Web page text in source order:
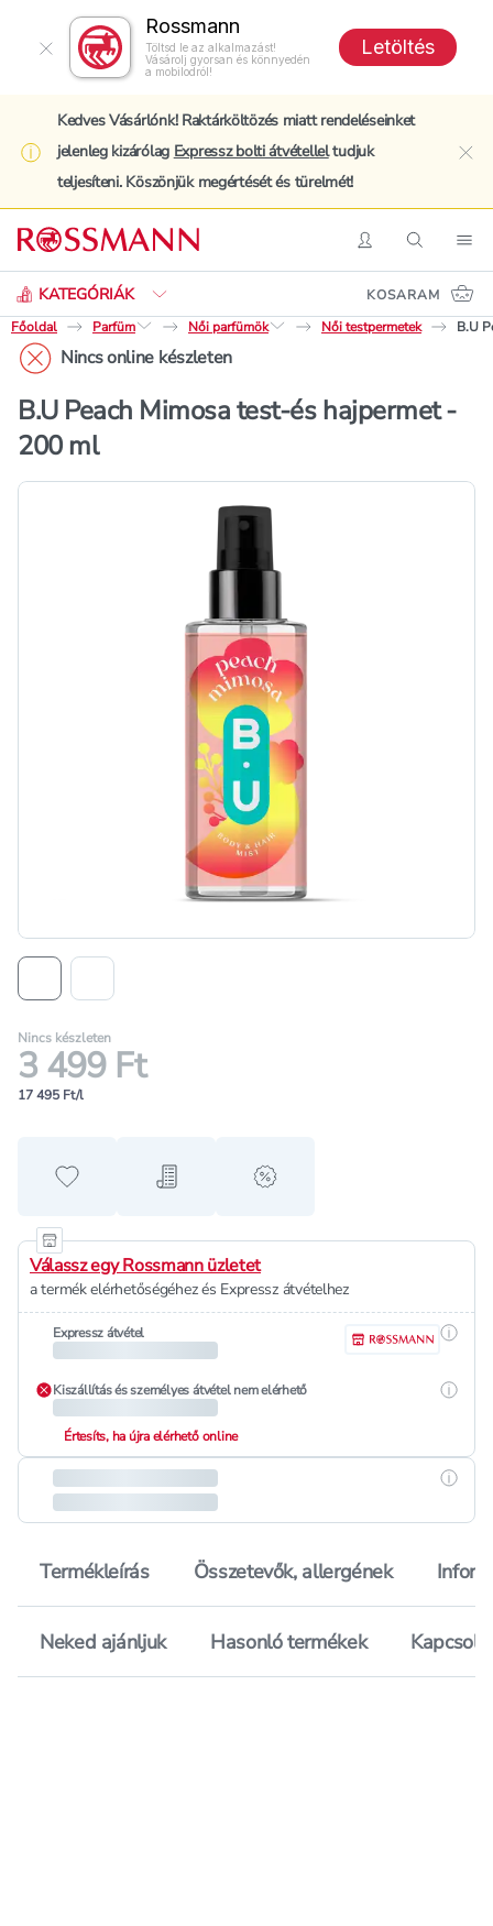
Rossmann
Töltsd le az alkalmazást!
Vásárolj gyorsan és könnyedén
a mobilodról!
Letöltés
Kedves Vásárlónk! Raktárköltözés miatt rendeléseinket
jelenleg kizárólag Expressz bolti átvételleltudjuk
teljesíteni. Köszönjük megértését és türelmét!
BelépésKeresés
KATEGÓRIÁK
Keresés
KOSARAM
Főoldal
Parfüm Női parfümök Női testpermetek B.U
Nincs online készleten
B.U Peach Mimosa test-és hajpermet -
200 ml
Nincs készleten
3 499 Ft
17 495 Ft/l
Hozzáadás a kedvencekhez
Hozzáadás a bevásárló listához
alert when on sale
Válassz egy Rossmann üzletet
a termék elérhetőségéhez és Expressz átvételhez
Expressz átvétel
Kiszállítás és személyes átvétel nem elérhető
Értesíts, ha újra elérhető online
Termékleírás Összetevők, allergének
Neked ajánljuk Hasonló termékek